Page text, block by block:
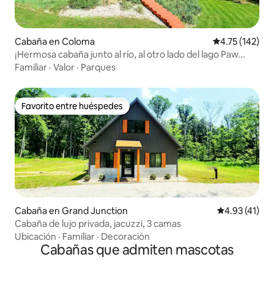
Cabaña en Coloma Calificación
4.75 (142)
¡Hermosa cabaña junto al río, al otro lado del lago Paw
Paw!
Familiar · Valor · Parques
Favorito entre huéspedes
Favorito entre huéspedes
Cabaña en Grand Junction Calificación
4.93 (41)
Cabaña de lujo privada, jacuzzi, 3 camas
Ubicación · Familiar · Decoración
Cabañas que admiten mascotas